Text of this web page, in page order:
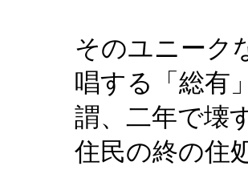
そのユニーク
唱する「総有
謂、二年で壊
住民の終の住